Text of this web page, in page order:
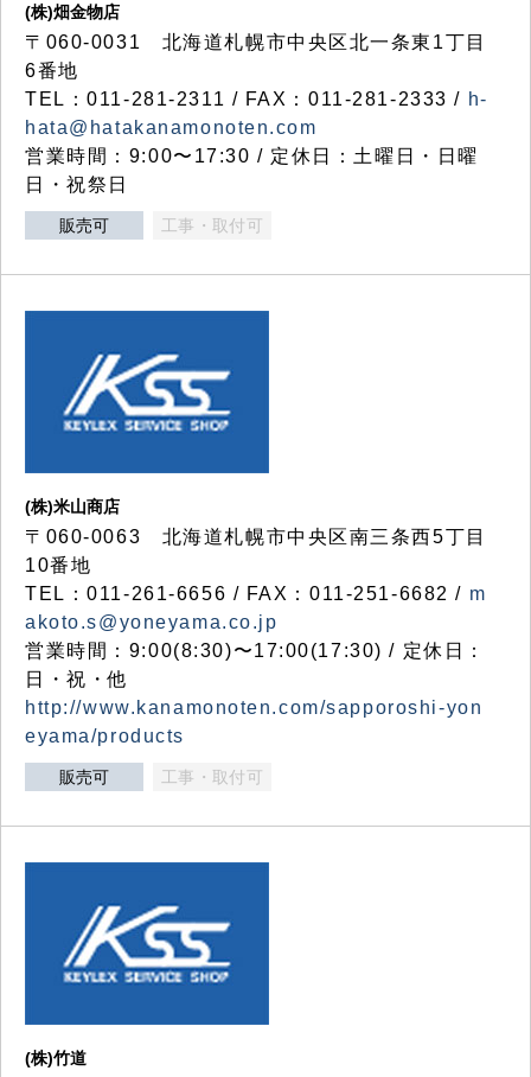
(株)畑金物店
〒060-0031 北海道札幌市中央区北一条東1丁目
6番地
TEL：011-281-2311 / FAX：011-281-2333 / h-
hata@hatakanamonoten.com
営業時間：9:00〜17:30 / 定休日：土曜日・日曜
日・祝祭日
販売可 工事・取付可
(株)米山商店
〒060-0063 北海道札幌市中央区南三条西5丁目
10番地
TEL：011-261-6656 / FAX：011-251-6682 / m
akoto.s@yoneyama.co.jp
営業時間：9:00(8:30)〜17:00(17:30) / 定休日：
日・祝・他
http://www.kanamonoten.com/sapporoshi-yon
eyama/products
販売可 工事・取付可
(株)竹道